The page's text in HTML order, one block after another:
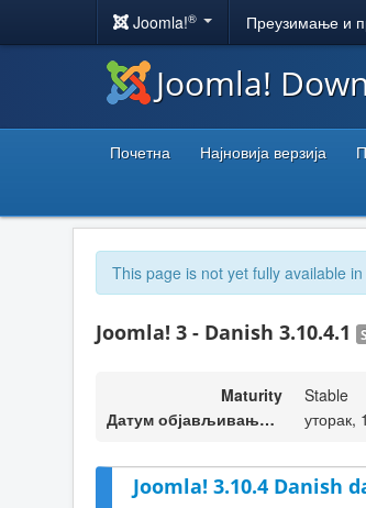
Joomla!® Преузимање и
Joomla!
Почетна Најновија верзија
This page is not yet fully available
Joomla! 3 - Danish 3.10.4.1
Maturity
Stable
Датум објављивања верзије
уторак,
Joomla! 3.10.4 Danish